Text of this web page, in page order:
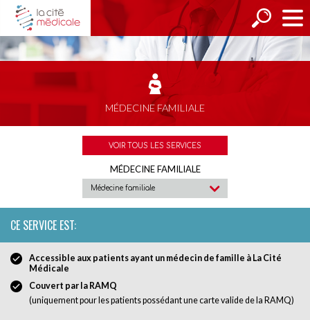
MÉDECINE FAMILIALE
VOIR TOUS LES SERVICES
MÉDECINE FAMILIALE
Médecine familiale
▾
CE SERVICE EST:
Accessible aux patients ayant un médecin de famille à La Cité
Médicale
Couvert par la RAMQ
(uniquement pour les patients possédant une carte valide de la RAMQ)